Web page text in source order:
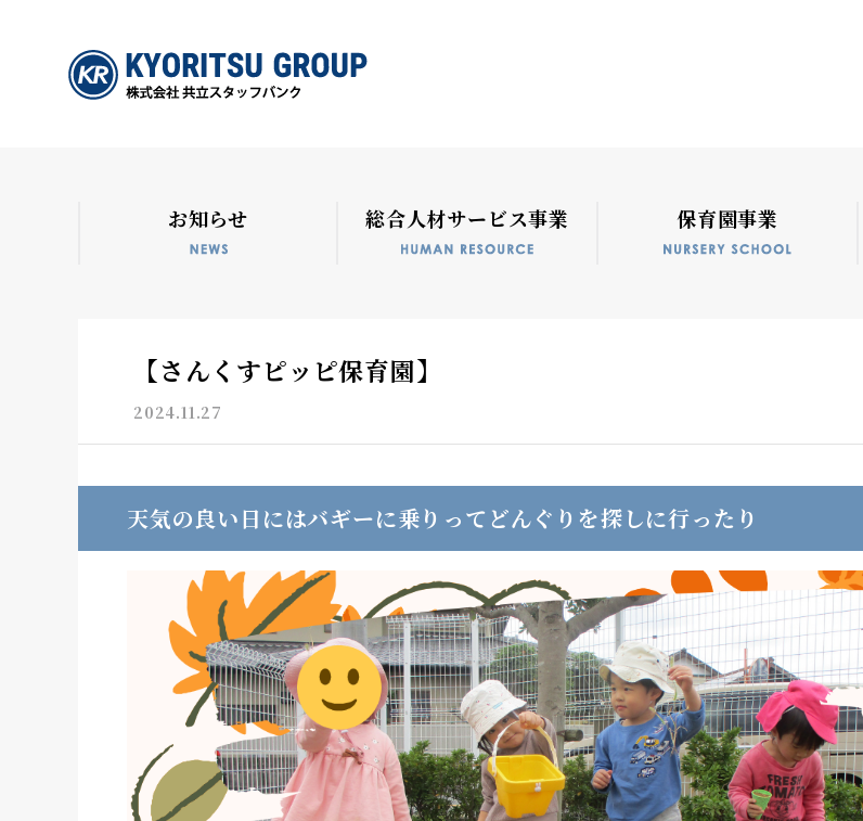
お知らせ 総合人材サービス事業 保育園事業
【さんくすピッピ保育園】
2024.11.27
天気の良い日にはバギーに乗りってどんぐりを探しに行ったり